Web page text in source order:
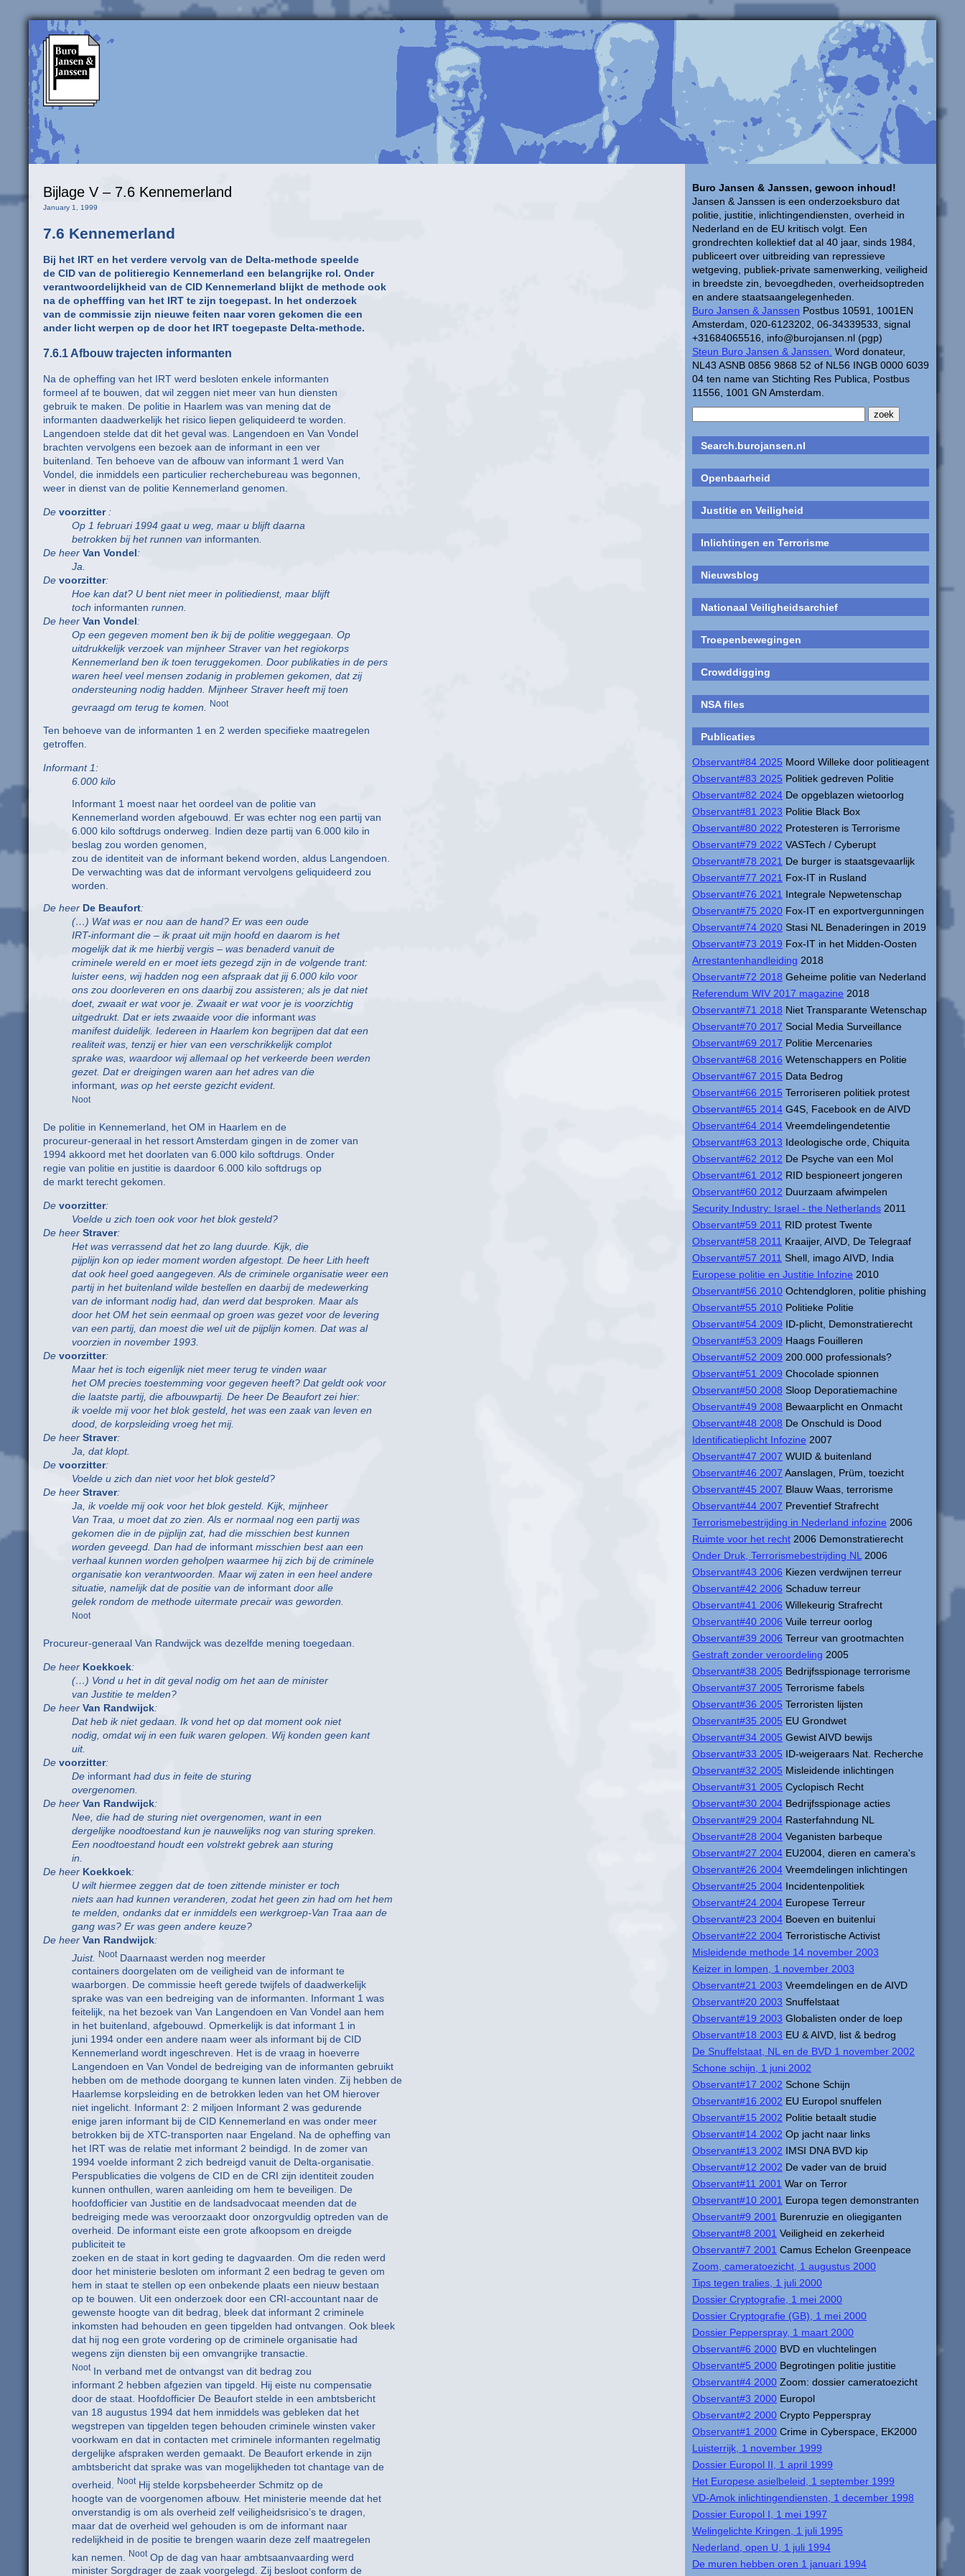
Buro Jansen & Janssen, gewoon inhoud!
Jansen & Janssen is een onderzoeksburo dat
politie, justitie, inlichtingendiensten, overheid in
Nederland en de EU kritisch volgt. Een
grondrechten kollektief dat al 40 jaar, sinds 1984,
publiceert over uitbreiding van repressieve
wetgeving, publiek-private samenwerking, veiligheid
in breedste zin, bevoegdheden, overheidsoptreden
en andere staatsaangelegenheden.
Buro Jansen & Janssen Postbus 10591, 1001EN
Amsterdam, 020-6123202, 06-34339533, signal
+31684065516, info@burojansen.nl (pgp)
Steun Buro Jansen & Janssen. Word donateur,
NL43 ASNB 0856 9868 52 of NL56 INGB 0000 6039
04 ten name van Stichting Res Publica, Postbus
11556, 1001 GN Amsterdam.
Search.burojansen.nl
Openbaarheid
Justitie en Veiligheid
Inlichtingen en Terrorisme
Nieuwsblog
Nationaal Veiligheidsarchief
Troepenbewegingen
Crowddigging
NSA files
Publicaties
Observant#84 2025 Moord Willeke door politieagent
Observant#83 2025 Politiek gedreven Politie
Observant#82 2024 De opgeblazen wietoorlog
Observant#81 2023 Politie Black Box
Observant#80 2022 Protesteren is Terrorisme
Observant#79 2022 VASTech / Cyberupt
Observant#78 2021 De burger is staatsgevaarlijk
Observant#77 2021 Fox-IT in Rusland
Observant#76 2021 Integrale Nepwetenschap
Observant#75 2020 Fox-IT en exportvergunningen
Observant#74 2020 Stasi NL Benaderingen in 2019
Observant#73 2019 Fox-IT in het Midden-Oosten
Arrestantenhandleiding 2018
Observant#72 2018 Geheime politie van Nederland
Referendum WIV 2017 magazine 2018
Observant#71 2018 Niet Transparante Wetenschap
Observant#70 2017 Social Media Surveillance
Observant#69 2017 Politie Mercenaries
Observant#68 2016 Wetenschappers en Politie
Observant#67 2015 Data Bedrog
Observant#66 2015 Terroriseren politiek protest
Observant#65 2014 G4S, Facebook en de AIVD
Observant#64 2014 Vreemdelingendetentie
Observant#63 2013 Ideologische orde, Chiquita
Observant#62 2012 De Psyche van een Mol
Observant#61 2012 RID bespioneert jongeren
Observant#60 2012 Duurzaam afwimpelen
Security Industry: Israel - the Netherlands 2011
Observant#59 2011 RID protest Twente
Observant#58 2011 Kraaijer, AIVD, De Telegraaf
Observant#57 2011 Shell, imago AIVD, India
Europese politie en Justitie Infozine 2010
Observant#56 2010 Ochtendgloren, politie phishing
Observant#55 2010 Politieke Politie
Observant#54 2009 ID-plicht, Demonstratierecht
Observant#53 2009 Haags Fouilleren
Observant#52 2009 200.000 professionals?
Observant#51 2009 Chocolade spionnen
Observant#50 2008 Sloop Deporatiemachine
Observant#49 2008 Bewaarplicht en Onmacht
Observant#48 2008 De Onschuld is Dood
Identificatieplicht Infozine 2007
Observant#47 2007 WUID & buitenland
Observant#46 2007 Aanslagen, Prüm, toezicht
Observant#45 2007 Blauw Waas, terrorisme
Observant#44 2007 Preventief Strafrecht
Terrorismebestrijding in Nederland infozine 2006
Ruimte voor het recht 2006 Demonstratierecht
Onder Druk, Terrorismebestrijding NL 2006
Observant#43 2006 Kiezen verdwijnen terreur
Observant#42 2006 Schaduw terreur
Observant#41 2006 Willekeurig Strafrecht
Observant#40 2006 Vuile terreur oorlog
Observant#39 2006 Terreur van grootmachten
Gestraft zonder veroordeling 2005
Observant#38 2005 Bedrijfsspionage terrorisme
Observant#37 2005 Terrorisme fabels
Observant#36 2005 Terroristen lijsten
Observant#35 2005 EU Grondwet
Observant#34 2005 Gewist AIVD bewijs
Observant#33 2005 ID-weigeraars Nat. Recherche
Observant#32 2005 Misleidende inlichtingen
Observant#31 2005 Cyclopisch Recht
Observant#30 2004 Bedrijfsspionage acties
Observant#29 2004 Rasterfahndung NL
Observant#28 2004 Veganisten barbeque
Observant#27 2004 EU2004, dieren en camera's
Observant#26 2004 Vreemdelingen inlichtingen
Observant#25 2004 Incidentenpolitiek
Observant#24 2004 Europese Terreur
Observant#23 2004 Boeven en buitenlui
Observant#22 2004 Terroristische Activist
Misleidende methode 14 november 2003
Keizer in lompen, 1 november 2003
Observant#21 2003 Vreemdelingen en de AIVD
Observant#20 2003 Snuffelstaat
Observant#19 2003 Globalisten onder de loep
Observant#18 2003 EU & AIVD, list & bedrog
De Snuffelstaat, NL en de BVD 1 november 2002
Schone schijn, 1 juni 2002
Observant#17 2002 Schone Schijn
Observant#16 2002 EU Europol snuffelen
Observant#15 2002 Politie betaalt studie
Observant#14 2002 Op jacht naar links
Observant#13 2002 IMSI DNA BVD kip
Observant#12 2002 De vader van de bruid
Observant#11 2001 War on Terror
Observant#10 2001 Europa tegen demonstranten
Observant#9 2001 Burenruzie en oliegiganten
Observant#8 2001 Veiligheid en zekerheid
Observant#7 2001 Camus Echelon Greenpeace
Zoom, cameratoezicht, 1 augustus 2000
Tips tegen tralies, 1 juli 2000
Dossier Cryptografie, 1 mei 2000
Dossier Cryptografie (GB), 1 mei 2000
Dossier Pepperspray, 1 maart 2000
Observant#6 2000 BVD en vluchtelingen
Observant#5 2000 Begrotingen politie justitie
Observant#4 2000 Zoom: dossier cameratoezicht
Observant#3 2000 Europol
Observant#2 2000 Crypto Pepperspray
Observant#1 2000 Crime in Cyberspace, EK2000
Luisterrijk, 1 november 1999
Dossier Europol II, 1 april 1999
Het Europese asielbeleid, 1 september 1999
VD-Amok inlichtingendiensten, 1 december 1998
Dossier Europol I, 1 mei 1997
Welingelichte Kringen, 1 juli 1995
Nederland, open U, 1 juli 1994
De muren hebben oren 1 januari 1994
Bijlage V – 7.6 Kennemerland
January 1, 1999
7.6 Kennemerland
Bij het IRT en het verdere vervolg van de Delta-methode speelde
de CID van de politieregio Kennemerland een belangrijke rol. Onder
verantwoordelijkheid van de CID Kennemerland blijkt de methode ook
na de ophefffing van het IRT te zijn toegepast. In het onderzoek
van de commissie zijn nieuwe feiten naar voren gekomen die een
ander licht werpen op de door het IRT toegepaste Delta-methode.
7.6.1 Afbouw trajecten informanten
Na de opheffing van het IRT werd besloten enkele informanten
formeel af te bouwen, dat wil zeggen niet meer van hun diensten
gebruik te maken. De politie in Haarlem was van mening dat de
informanten daadwerkelijk het risico liepen geliquideerd te worden.
Langendoen stelde dat dit het geval was. Langendoen en Van Vondel
brachten vervolgens een bezoek aan de informant in een ver
buitenland. Ten behoeve van de afbouw van informant 1 werd Van
Vondel, die inmiddels een particulier recherchebureau was begonnen,
weer in dienst van de politie Kennemerland genomen.
De voorzitter :
Op 1 februari 1994 gaat u weg, maar u blijft daarna
betrokken bij het runnen van informanten
De heer Van Vondel:
Ja.
De voorzitter:
Hoe kan dat? U bent niet meer in politiedienst, maar blijft
toch informanten runnen.
De heer Van Vondel:
Op een gegeven moment ben ik bij de politie weggegaan. Op
uitdrukkelijk verzoek van mijnheer Straver van het regiokorps
Kennemerland ben ik toen teruggekomen. Door publikaties in de pers
waren heel veel mensen zodanig in problemen gekomen, dat zij
ondersteuning nodig hadden. Mijnheer Straver heeft mij toen
gevraagd om terug te komen.
Noot
Ten behoeve van de informanten 1 en 2 werden specifieke maatregelen
getroffen.
Informant 1:
6.000 kilo
Informant 1 moest naar het oordeel van de politie van
Kennemerland worden afgebouwd. Er was echter nog een partij van
6.000 kilo softdrugs onderweg. Indien deze partij van 6.000 kilo in
beslag zou worden genomen,
zou de identiteit van de informant bekend worden, aldus Langendoen.
De verwachting was dat de informant vervolgens geliquideerd zou
worden.
De heer De Beaufort:
(…) Wat was er nou aan de hand? Er was een oude
IRT-informant die – ik praat uit mijn hoofd en daarom is het
mogelijk dat ik me hierbij vergis – was benaderd vanuit de
criminele wereld en er moet iets gezegd zijn in de volgende trant:
luister eens, wij hadden nog een afspraak dat jij 6.000 kilo voor
ons zou doorleveren en ons daarbij zou assisteren; als je dat niet
doet, zwaait er wat voor je. Zwaait er wat voor je is voorzichtig
uitgedrukt. Dat er iets zwaaide voor die informant was
manifest duidelijk. Iedereen in Haarlem kon begrijpen dat dat een
realiteit was, tenzij er hier van een verschrikkelijk complot
sprake was, waardoor wij allemaal op het verkeerde been werden
gezet. Dat er dreigingen waren aan het adres van die
informant, was op het eerste gezicht evident.
Noot
De politie in Kennemerland, het OM in Haarlem en de
procureur-generaal in het ressort Amsterdam gingen in de zomer van
1994 akkoord met het doorlaten van 6.000 kilo softdrugs. Onder
regie van politie en justitie is daardoor 6.000 kilo softdrugs op
de markt terecht gekomen.
De voorzitter:
Voelde u zich toen ook voor het blok gesteld?
De heer Straver:
Het was verrassend dat het zo lang duurde. Kijk, die
pijplijn kon op ieder moment worden afgestopt. De heer Lith heeft
dat ook heel goed aangegeven. Als de criminele organisatie weer een
partij in het buitenland wilde bestellen en daarbij de medewerking
van de informant nodig had, dan werd dat besproken. Maar als
door het OM het sein eenmaal op groen was gezet voor de levering
van een partij, dan moest die wel uit de pijplijn komen. Dat was al
voorzien in november 1993.
De voorzitter:
Maar het is toch eigenlijk niet meer terug te vinden waar
het OM precies toestemming voor gegeven heeft? Dat geldt ook voor
die laatste partij, die afbouwpartij. De heer De Beaufort zei hier:
ik voelde mij voor het blok gesteld, het was een zaak van leven en
dood, de korpsleiding vroeg het mij.
De heer Straver:
Ja, dat klopt.
De voorzitter:
Voelde u zich dan niet voor het blok gesteld?
De heer Straver:
Ja, ik voelde mij ook voor het blok gesteld. Kijk, mijnheer
Van Traa, u moet dat zo zien. Als er normaal nog een partij was
gekomen die in de pijplijn zat, had die misschien best kunnen
worden geveegd. Dan had de informant misschien best aan een
verhaal kunnen worden geholpen waarmee hij zich bij de criminele
organisatie kon verantwoorden. Maar wij zaten in een heel andere
situatie, namelijk dat de positie van de informant door alle
gelek rondom de methode uitermate precair was geworden.
Noot
Procureur-generaal Van Randwijck was dezelfde mening toegedaan.
De heer Koekkoek:
(…) Vond u het in dit geval nodig om het aan de minister
van Justitie te melden?
De heer Van Randwijck:
Dat heb ik niet gedaan. Ik vond het op dat moment ook niet
nodig, omdat wij in een fuik waren gelopen. Wij konden geen kant
uit.
De voorzitter:
De informant had dus in feite de sturing
overgenomen.
De heer Van Randwijck:
Nee, die had de sturing niet overgenomen, want in een
dergelijke noodtoestand kun je nauwelijks nog van sturing spreken.
Een noodtoestand houdt een volstrekt gebrek aan sturing
in.
De heer Koekkoek:
U wilt hiermee zeggen dat de toen zittende minister er toch
niets aan had kunnen veranderen, zodat het geen zin had om het hem
te melden, ondanks dat er inmiddels een werkgroep-Van Traa aan de
gang was? Er was geen andere keuze?
De heer Van Randwijck:
Juist.
NootDaarnaast werden nog meerder
containers doorgelaten om de veiligheid van de informant te
waarborgen. De commissie heeft gerede twijfels of daadwerkelijk
sprake was van een bedreiging van de informanten. Informant 1 was
feitelijk, na het bezoek van Van Langendoen en Van Vondel aan hem
in het buitenland, afgebouwd. Opmerkelijk is dat informant 1 in
juni 1994 onder een andere naam weer als informant bij de CID
Kennemerland wordt ingeschreven. Het is de vraag in hoeverre
Langendoen en Van Vondel de bedreiging van de informanten gebruikt
hebben om de methode doorgang te kunnen laten vinden. Zij hebben de
Haarlemse korpsleiding en de betrokken leden van het OM hierover
niet ingelicht. Informant 2: 2 miljoen Informant 2 was gedurende
enige jaren informant bij de CID Kennemerland en was onder meer
betrokken bij de XTC-transporten naar Engeland. Na de opheffing van
het IRT was de relatie met informant 2 beindigd. In de zomer van
1994 voelde informant 2 zich bedreigd vanuit de Delta-organisatie.
Perspublicaties die volgens de CID en de CRI zijn identiteit zouden
kunnen onthullen, waren aanleiding om hem te beveiligen. De
hoofdofficier van Justitie en de landsadvocaat meenden dat de
bedreiging mede was veroorzaakt door onzorgvuldig optreden van de
overheid. De informant eiste een grote afkoopsom en dreigde
publiciteit te
zoeken en de staat in kort geding te dagvaarden. Om die reden werd
door het ministerie besloten om informant 2 een bedrag te geven om
hem in staat te stellen op een onbekende plaats een nieuw bestaan
op te bouwen. Uit een onderzoek door een CRI-accountant naar de
gewenste hoogte van dit bedrag, bleek dat informant 2 criminele
inkomsten had behouden en geen tipgelden had ontvangen. Ook bleek
dat hij nog een grote vordering op de criminele organisatie had
wegens zijn diensten bij een omvangrijke transactie.
NootIn verband met de ontvangst van dit bedrag zou
informant 2 hebben afgezien van tipgeld. Hij eiste nu compensatie
door de staat. Hoofdofficier De Beaufort stelde in een ambtsbericht
van 18 augustus 1994 dat hem inmiddels was gebleken dat het
wegstrepen van tipgelden tegen behouden criminele winsten vaker
voorkwam en dat in contacten met criminele informanten regelmatig
dergelijke afspraken werden gemaakt. De Beaufort erkende in zijn
ambtsbericht dat sprake was van mogelijkheden tot chantage van de
overheid.
NootHij stelde korpsbeheerder Schmitz op de
hoogte van de voorgenomen afbouw. Het ministerie meende dat het
onverstandig is om als overheid zelf veiligheidsrisico’s te dragen,
maar dat de overheid wel gehouden is om de informant naar
redelijkheid in de positie te brengen waarin deze zelf maatregelen
kan nemen.
NootOp de dag van haar ambtsaanvaarding werd
minister Sorgdrager de zaak voorgelegd. Zij besloot conform de